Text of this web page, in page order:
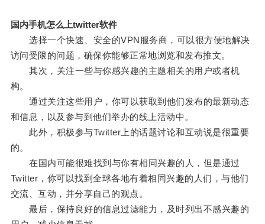
国内手机怎么上twitter软件
选择一个快速、安全的VPN服务商，可以很方便地解决
访问受限的问题，确保你能够正常地浏览和发布推文。
其次，关注一些与你感兴趣的主题相关的用户或者机
构。
通过关注这些用户，你可以获取到他们发布的最新动态
和信息，以及参与到他们举办的线上活动中。
此外，积极参与Twitter上的话题讨论和互动说是很重要
的。
在国内可能很难找到与你有相同兴趣的人，但是通过
Twitter，你可以找到全球各地有着相同兴趣的人们，与他们
交流、互动，并分享自己的观点。
最后，保持良好的信息过滤能力，及时列出不感兴趣的